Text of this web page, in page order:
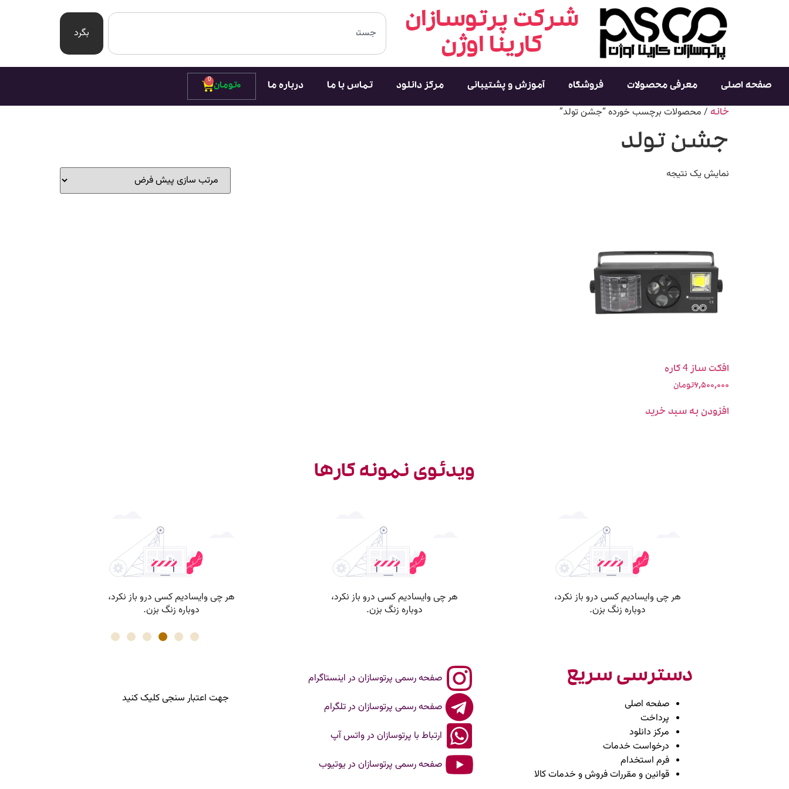
شرکت پرتوسازان
کارینا اوژن
بگرد
صفحه اصلی معرفی محصولات فروشگاه آموزش و پشتیبانی مرکز دانلود تماس با ما درباره ما ۰تومان
0
خانه / محصولات برچسب خورده “جشن تولد”
جشن تولد
نمایش یک نتیجه
افکت ساز 4 کاره
۶,۵۰۰,۰۰۰تومان
افزودن به سبد خرید
ویدئوی نمونه کارها
دسترسی سریع
صفحه اصلی
پرداخت
مرکز دانلود
درخواست خدمات
فرم استخدام
قوانین و مقررات فروش و خدمات کالا
صفحه رسمی پرتوسازان در اینستاگرام
صفحه رسمی پرتوسازان در تلگرام
ارتباط با پرتوسازان در واتس آپ
صفحه رسمی پرتوسازان در یوتیوب
جهت اعتبار سنجی کلیک کنید